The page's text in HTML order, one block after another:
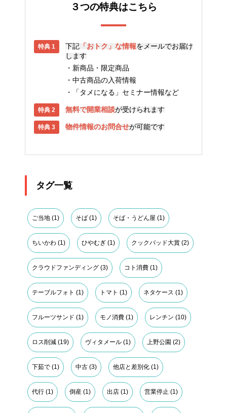
３つの特典はこちら
下記 「おトク」な情報をメールでお届け
します
新商品・限定商品
中古商品の入荷情報
「タメになる」セミナー情報など
無料で開業相談が受けられます
物件情報のお問合せが可能です
タグ一覧
ご当地 (1) そば (1) そば・うどん屋 (1)
ちいかわ (1) ひやむぎ (1) クックパッド大賞 (2)
クラウドファンディング (3) コト消費 (1)
テーブルフォト (1) トマト (1) ネタケース (1)
フルーツサンド (1) モノ消費 (1) レンチン (10)
ロス削減 (19) ヴィタメール (1) 上野公園 (2)
下茹で (1) 中古 (3) 他店と差別化 (1)
代行 (1) 倒産 (1) 出店 (1) 営業停止 (1)